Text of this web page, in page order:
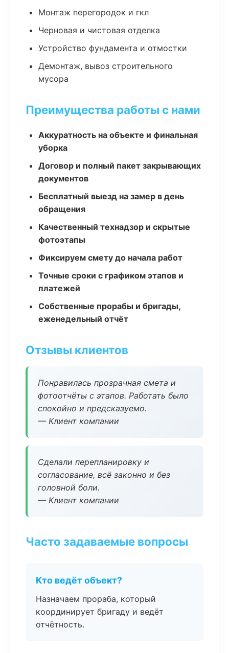
Монтаж перегородок и гкл
Черновая и чистовая отделка
Устройство фундамента и отмостки
Демонтаж, вывоз строительного
мусора
Преимущества работы с нами
Аккуратность на объекте и финальная
уборка
Договор и полный пакет закрывающих
документов
Бесплатный выезд на замер в день
обращения
Качественный технадзор и скрытые
фотоэтапы
Фиксируем смету до начала работ
Точные сроки с графиком этапов и
платежей
Собственные прорабы и бригады,
еженедельный отчёт
Отзывы клиентов
Понравилась прозрачная смета и
фотоотчёты с этапов. Работать было
спокойно и предсказуемо.
— Клиент компании
Сделали перепланировку и
согласование, всё законно и без
головной боли.
— Клиент компании
Часто задаваемые вопросы
Кто ведёт объект?
Назначаем прораба, который
координирует бригаду и ведёт
отчётность.